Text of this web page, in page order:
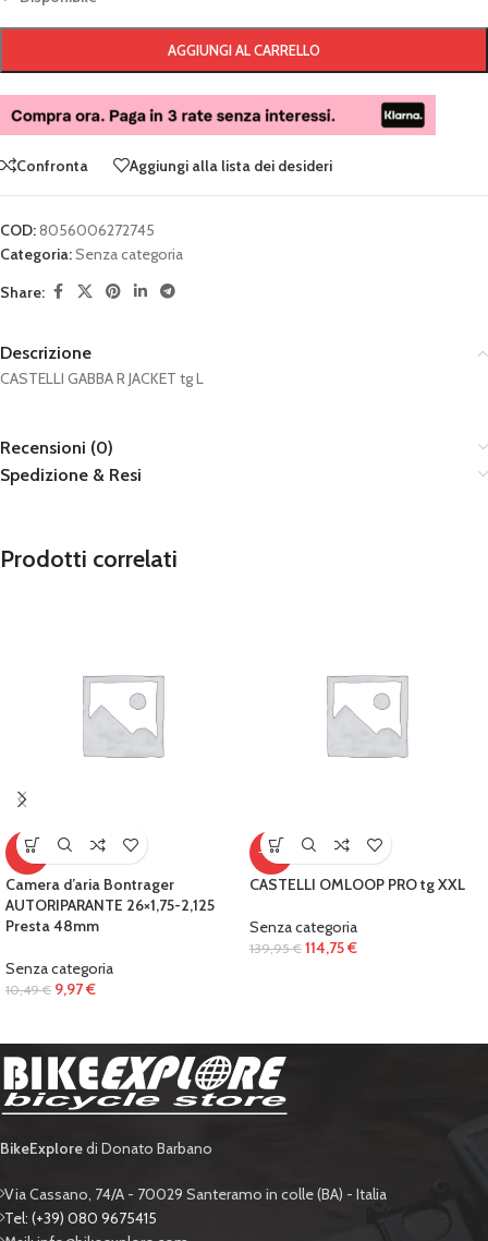
AGGIUNGI AL CARRELLO
Confronta Aggiungi alla lista dei desideri
COD:8056006272745
Categoria:Senza categoria
Share:
Descrizione
CASTELLI GABBA R JACKET tg L
Recensioni (0)
Spedizione & Resi
Prodotti correlati
-5%
Camera d’aria Bontrager
AUTORIPARANTE 26×1,75-2,125
Presta 48mm
Senza categoria
10,49€ 9,97€
-18%
CASTELLI OMLOOP PRO tg XXL
Senza categoria
139,95€ 114,75€
BikeExploredi Donato Barbano
Via Cassano, 74/A - 70029 Santeramo in colle (BA) - Italia
Tel: (+39) 080 9675415